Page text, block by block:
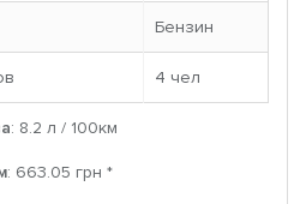
Бензин
4 чел
: 8.2 л / 100км
: 663.05 грн *